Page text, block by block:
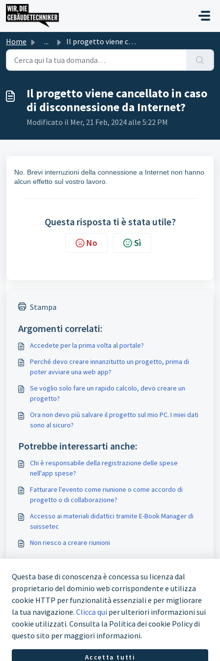
Salta al contenuto principale
Home ... Il progetto viene cancellato in caso di disconnessione da...
Il progetto viene cancellato in caso
di disconnessione da Internet?
Modificato il Mer, 21 Feb, 2024 alle 5:22 PM
No. Brevi interruzioni della connessione a Internet non hanno
alcun effetto sul vostro lavoro.
Questa risposta ti è stata utile?
No Sì
Stampa
Argomenti correlati:
Accedete per la prima volta al portale?
Perché devo creare innanzitutto un progetto, prima di
poter avviare una web app?
Se voglio solo fare un rapido calcolo, devo creare un
progetto?
Ora non devo più salvare il progetto sul mio PC. I miei dati
sono al sicuro?
Potrebbe interessarti anche:
Chi è responsabile della registrazione delle spese
nell'app spese?
Fatturare l'evento come riunione o come accordo di
progetto o di collaborazione?
Accesso ai materiali didattici tramite E-Book Manager di
suissetec
Non riesco a creare riunioni
+41 43 244 73 00
Questa base di conoscenza è concessa su licenza dal
proprietario del dominio web corrispondente e utilizza
cookie HTTP per funzionalità essenziali e per migliorare
la tua navigazione. Clicca qui per ulteriori informazioni sui
cookie utilizzati. Consulta la Politica dei cookie Policy di
questo sito per maggiori informazioni.
Accetta tutti